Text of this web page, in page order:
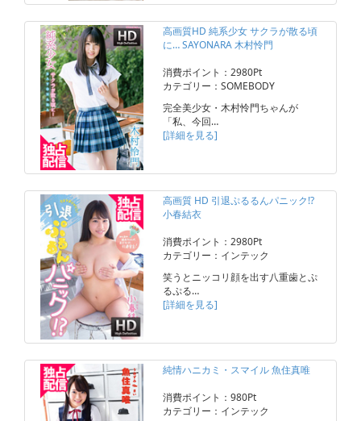
高画質HD 純系少女 サクラが散る頃
に… SAYONARA 木村怜門
消費ポイント：2980Pt
カテゴリー：SOMEBODY
完全美少女・木村怜門ちゃんが
「私、今回…
[詳細を見る]
高画質 HD 引退ぷるるんパニック!?
小春結衣
消費ポイント：2980Pt
カテゴリー：インテック
笑うとニッコリ顔を出す八重歯とぷ
るぷる…
[詳細を見る]
純情ハニカミ・スマイル 魚住真唯
消費ポイント：980Pt
カテゴリー：インテック